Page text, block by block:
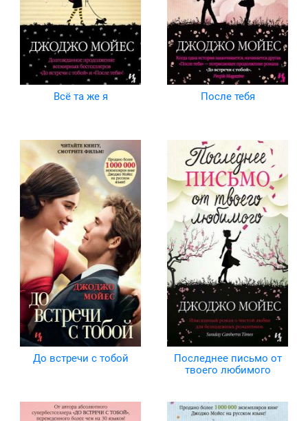
Всё та же я После тебя
До встречи с тобой
Последнее письмо от
твоего любимого